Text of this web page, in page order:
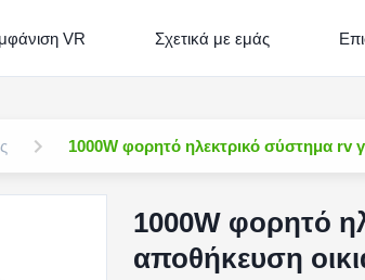
VR Σχετικά με εμάς
1000W φορητό ηλεκτρικό σύστημα rv
1000W φορητό
αποθήκευση